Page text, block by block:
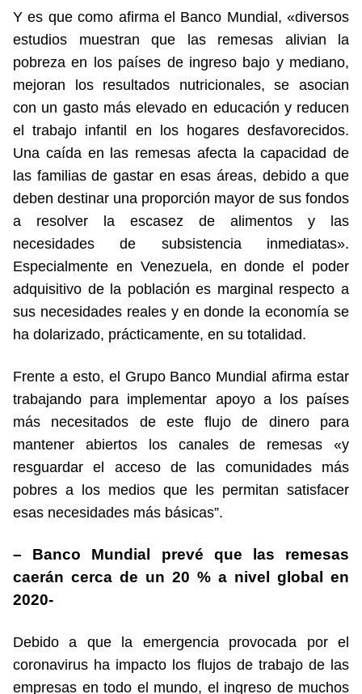
Y es que como afirma el Banco Mundial, «diversos
estudios muestran que las remesas alivian la
pobreza en los países de ingreso bajo y mediano,
mejoran los resultados nutricionales, se asocian
con un gasto más elevado en educación y reducen
el trabajo infantil en los hogares desfavorecidos.
Una caída en las remesas afecta la capacidad de
las familias de gastar en esas áreas, debido a que
deben destinar una proporción mayor de sus fondos
a resolver la escasez de alimentos y las
necesidades de subsistencia inmediatas».
Especialmente en Venezuela, en donde el poder
adquisitivo de la población es marginal respecto a
sus necesidades reales y en donde la economía se
ha dolarizado, prácticamente, en su totalidad.
Frente a esto, el Grupo Banco Mundial afirma estar
trabajando para implementar apoyo a los países
más necesitados de este flujo de dinero para
mantener abiertos los canales de remesas «y
resguardar el acceso de las comunidades más
pobres a los medios que les permitan satisfacer
esas necesidades más básicas”.
– Banco Mundial prevé que las remesas
caerán cerca de un 20 % a nivel global en
2020-
Debido a que la emergencia provocada por el
coronavirus ha impacto los flujos de trabajo de las
empresas en todo el mundo, el ingreso de muchos